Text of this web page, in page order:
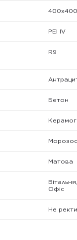
PEI IV
R9
Бетон
Матова
Офіс
Не